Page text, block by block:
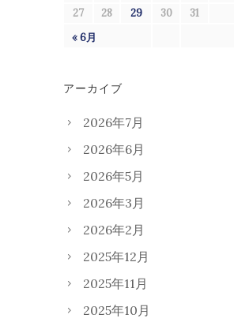
« 6月
27
28 29 30 31
アーカイブ
2026年7月
2026年6月
2026年5月
2026年3月
2026年2月
2025年12月
2025年11月
2025年10月